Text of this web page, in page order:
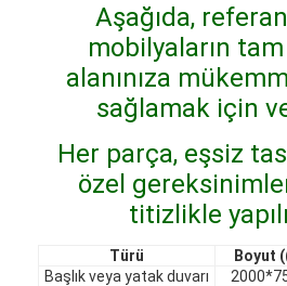
Videolar
VR şovu
Bizim Hakkımızda
Fabrika turu
Kalite Kontrol
Bize Ulaşın
Aşağıda,
mobilyaların
alanınıza
sağlamak için
Her parça, eşsiz
özel
titizlikle
Türü
Boyut
Başlık veya yatak duvarı